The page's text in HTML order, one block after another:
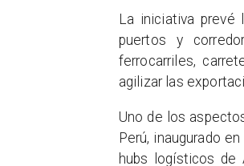
La iniciativa prevé
puertos y
ferrocarriles,
agilizar las
Uno de los
Perú, inaugurado
hubs logísticos de